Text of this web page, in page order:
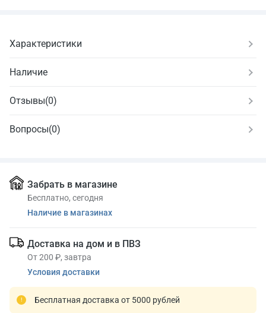
Характеристики
Наличие
Отзывы(0)
Вопросы(0)
Забрать в магазине
Бесплатно, сегодня
Наличие в магазинах
Доставка на дом и в ПВЗ
От 200 ₽, завтра
Условия доставки
Бесплатная доставка от 5000 рублей